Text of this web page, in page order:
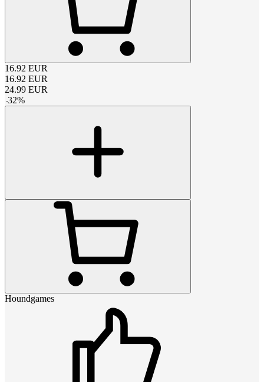
16.92 EUR
16.92 EUR
24.99 EUR
-32%
Houndgames